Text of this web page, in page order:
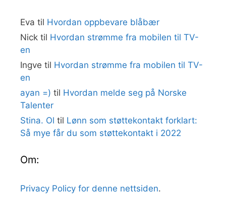
Eva til Hvordan oppbevare blåbær
Nick til Hvordan strømme fra mobilen til TV-
en
Ingve til Hvordan strømme fra mobilen til TV-
en
ayan =) til Hvordan melde seg på Norske
Talenter
Stina. Ol til Lønn som støttekontakt forklart:
Så mye får du som støttekontakt i 2022
Om:
Privacy Policy for denne nettsiden.